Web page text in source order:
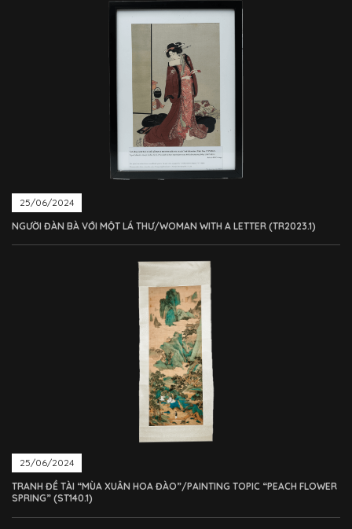
25/06/2024
NGƯỜI ĐÀN BÀ VỚI MỘT LÁ THƯ/WOMAN WITH A LETTER (TR2023.1)
25/06/2024
TRANH ĐỀ TÀI “MÙA XUÂN HOA ĐÀO”/PAINTING TOPIC “PEACH FLOWER
SPRING” (ST140.1)